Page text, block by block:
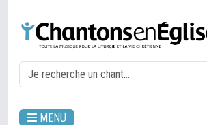
MENU